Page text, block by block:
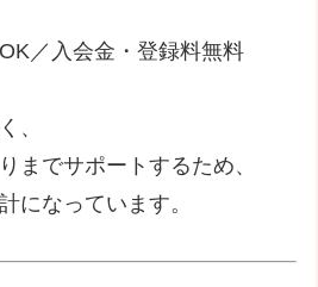
／入会金・登録料無料
、
までサポートするため、
になっています。